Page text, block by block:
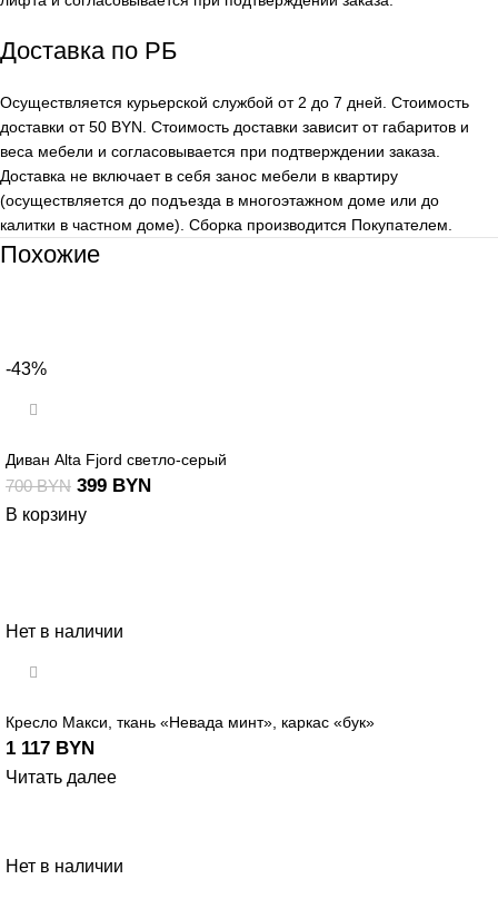
Доставка по РБ
Осуществляется курьерской службой от 2 до 7 дней. Стоимость
доставки от 50 BYN. Стоимость доставки зависит от габаритов и
веса мебели и согласовывается при подтверждении заказа.
Доставка не включает в себя занос мебели в квартиру
(осуществляется до подъезда в многоэтажном доме или до
калитки в частном доме). Сборка производится Покупателем.
Похожие
-43%
Диван Alta Fjord светло-серый
700BYN 399 BYN
В корзину
Нет в наличии
Кресло Макси, ткань «Невада минт», каркас «бук»
1 117 BYN
Читать далее
Нет в наличии